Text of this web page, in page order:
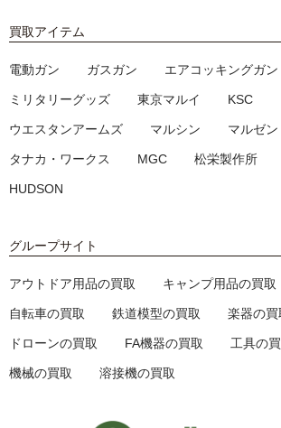
買取アイテム
電動ガン ガスガン エアコッキングガン
ミリタリーグッズ 東京マルイ KSC
ウエスタンアームズ マルシン マルゼン
タナカ・ワークス MGC 松栄製作所
HUDSON
グループサイト
アウトドア用品の買取 キャンプ用品の買取
自転車の買取 鉄道模型の買取 楽器の買
ドローンの買取 FA機器の買取 工具の
機械の買取 溶接機の買取